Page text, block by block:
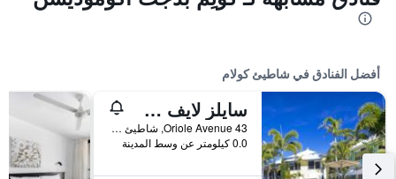
أفضل الفنادق في شاطيئ كولام
سايلز لايف ستايل ريزورت
43 Oriole Avenue, شاطيئ كولام, QLD, أستراليا
0.0 كيلومتر عن وسط المدينة